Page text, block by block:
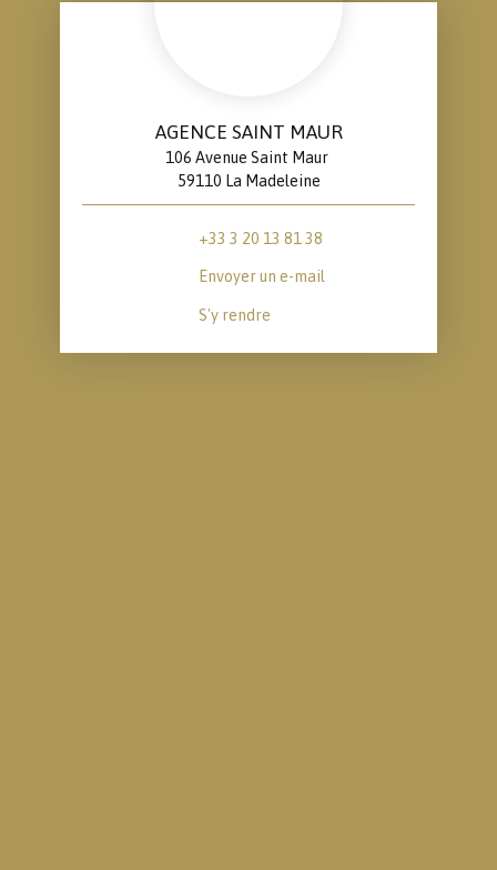
AGENCE SAINT MAUR
106 Avenue Saint Maur
59110 La Madeleine
+33 3 20 13 81 38
Envoyer un e-mail
S'y rendre